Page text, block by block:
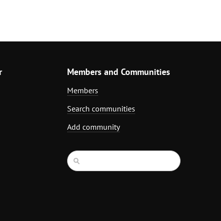
Members and Communities
Members
Search communities
Add community